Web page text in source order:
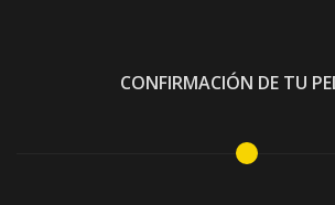
CONFIRMACIÓN DE TU